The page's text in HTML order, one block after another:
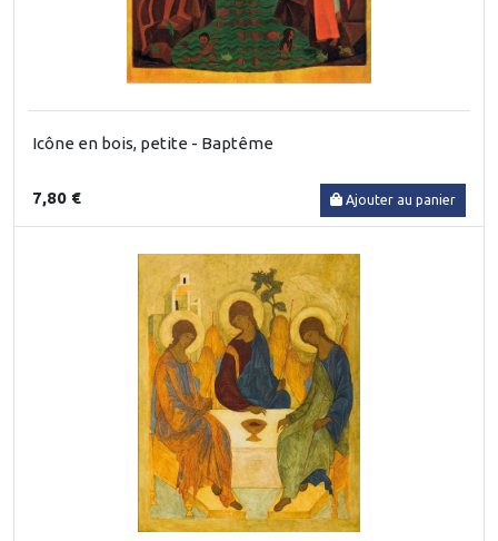
Icône en bois, petite - Baptême
7,80 € Ajouter au panier